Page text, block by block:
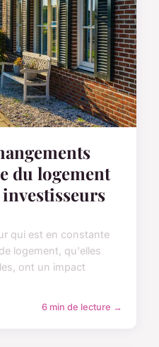
du logement
qui est en constante
logement, qu'elles
ont un impact
6 min de lecture →